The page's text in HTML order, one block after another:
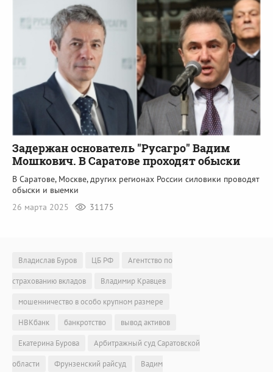
Задержан основатель "Русагро" Вадим
Мошкович. В Саратове проходят обыски
В Саратове, Москве, других регионах России силовики проводят
обыски и выемки
26 марта 2025
31175
Владислав Буров ЦБ РФ
Агентство по
страхованию вкладов
Владимир Кравцев
мошенничество в особо крупном размере
НВКбанк
банкротство
вывод активов
Екатерина Бурова
Арбитражный суд Саратовской
области
Фрунзенский райсуд
Вадим